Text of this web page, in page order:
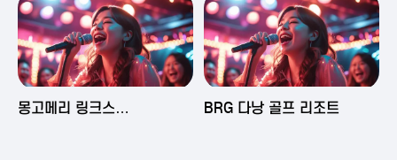
2025-06-03 14:50
몽고메리 링크스
2025-06-02 23:29
BRG 다낭 골프 리조트